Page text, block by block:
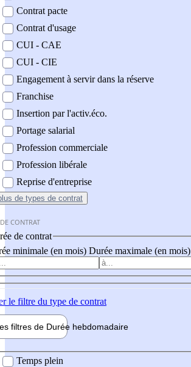
Contrat pacte
Contrat d'usage
CUI - CAE
CUI - CIE
Engagement à servir dans la réserve
Franchise
Insertion par l'activ.éco.
Portage salarial
Profession commerciale
Profession libérale
Reprise d'entreprise
de types de contrat
CONTRAT
de contrat
minimale (en mois) Durée maximale (en mois)
le filtre du type de contrat
filtres de Durée hebdomadaire
Temps plein